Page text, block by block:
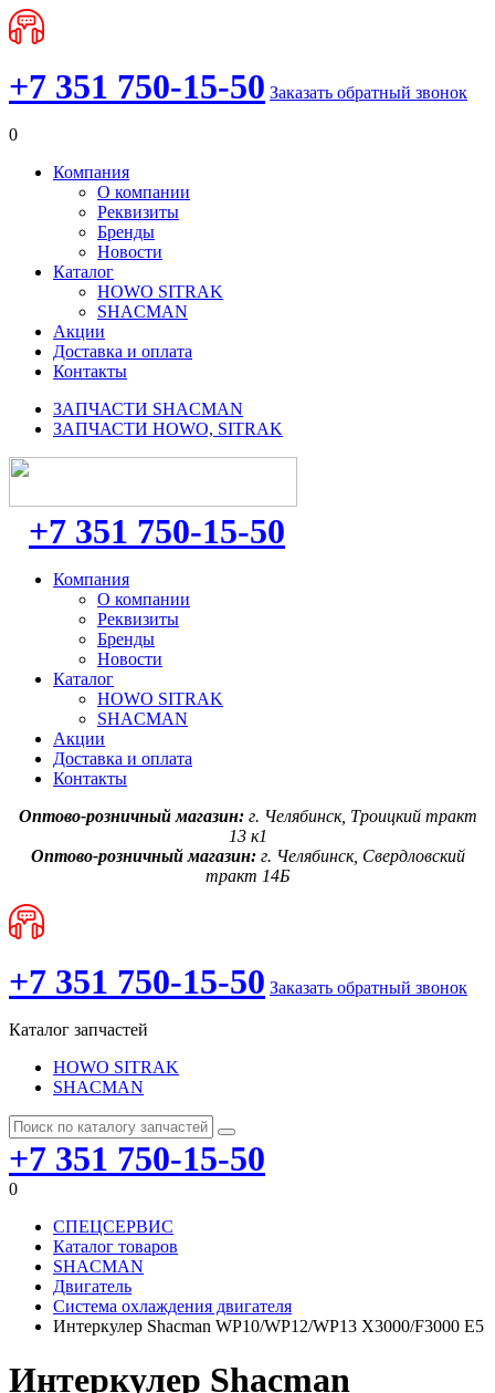
+7 351 750-15-50 Заказать обратный звонок
0
Компания
О компании
Реквизиты
Бренды
Новости
Каталог
HOWO SITRAK
SHACMAN
Акции
Доставка и оплата
Контакты
ЗАПЧАСТИ SHACMAN
ЗАПЧАСТИ HOWO, SITRAK
+7 351 750-15-50
Компания
О компании
Реквизиты
Бренды
Новости
Каталог
HOWO SITRAK
SHACMAN
Акции
Доставка и оплата
Контакты
Оптово-розничный магазин: г. Челябинск, Троицкий тракт
13 к1
Оптово-розничный магазин:г. Челябинск, Свердловский
тракт 14Б
+7 351 750-15-50 Заказать обратный звонок
Каталог запчастей
HOWO SITRAK
SHACMAN
+7 351 750-15-50
0
СПЕЦСЕРВИС
Каталог товаров
SHACMAN
Двигатель
Система охлаждения двигателя
Интеркулер Shacman WP10/WP12/WP13 X3000/F3000 E5
Интеркулер Shacman